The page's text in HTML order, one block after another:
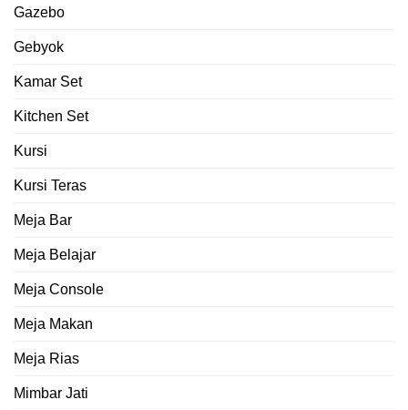
Gazebo
Gebyok
Kamar Set
Kitchen Set
Kursi
Kursi Teras
Meja Bar
Meja Belajar
Meja Console
Meja Makan
Meja Rias
Mimbar Jati